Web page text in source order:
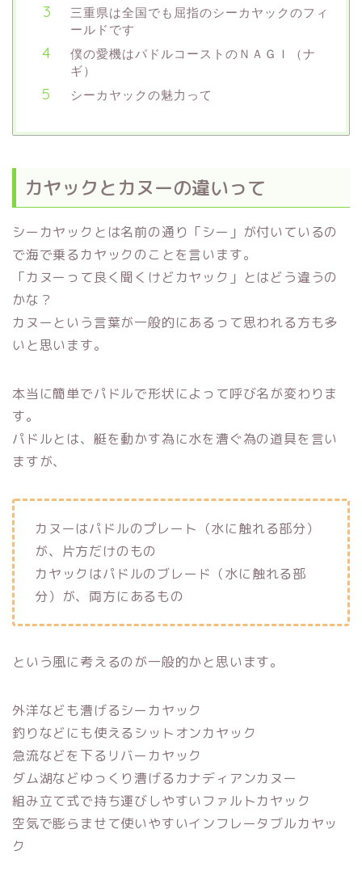
三重県は全国でも屈指のシーカヤックのフィ
ールドです
僕の愛機はパドルコーストのＮＡＧＩ（ナ
ギ）
シーカヤックの魅力って
カヤックとカヌーの違いって
シーカヤックとは名前の通り「シー」が付いているの
で海で乗るカヤックのことを言います。
「カヌーって良く聞くけどカヤック」とはどう違うの
かな？
カヌーという言葉が一般的にあるって思われる方も多
いと思います。
本当に簡単でパドルで形状によって呼び名が変わりま
す。
パドルとは、艇を動かす為に水を漕ぐ為の道具を言い
ますが、
カヌーはパドルのプレート（水に触れる部分）
が、片方だけのもの
カヤックはパドルのブレード（水に触れる部
分）が、両方にあるもの
という風に考えるのが一般的かと思います。
外洋なども漕げるシーカヤック
釣りなどにも使えるシットオンカヤック
急流などを下るリバーカヤック
ダム湖などゆっくり漕げるカナディアンカヌー
組み立て式で持ち運びしやすいファルトカヤック
空気で膨らませて使いやすいインフレータブルカヤッ
ク